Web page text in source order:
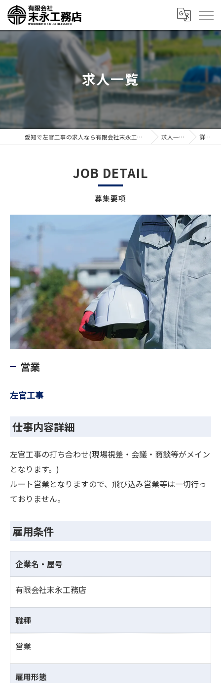
求人一覧
愛知で左官工事の求人なら有限会社末永工務店 求人一覧 詳細
募集要項
JOB DETAIL
営業
左官工事
仕事内容詳細
左官工事の打ち合わせ(現場視差・会議・商談等がメイン
となります。)
ルート営業となりますので、飛び込み営業等は一切行っ
ておりません。
雇用条件
企業名・屋号
有限会社末永工務店
職種
営業
雇用形態